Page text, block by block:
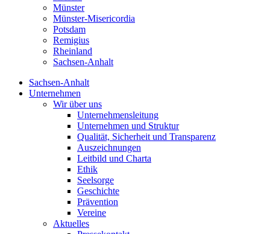
Münster
Münster-Misericordia
Potsdam
Remigius
Rheinland
Sachsen-Anhalt
Sachsen-Anhalt
Unternehmen
Wir über uns
Unternehmensleitung
Unternehmen und Struktur
Qualität, Sicherheit und Transparenz
Auszeichnungen
Leitbild und Charta
Ethik
Seelsorge
Geschichte
Prävention
Vereine
Aktuelles